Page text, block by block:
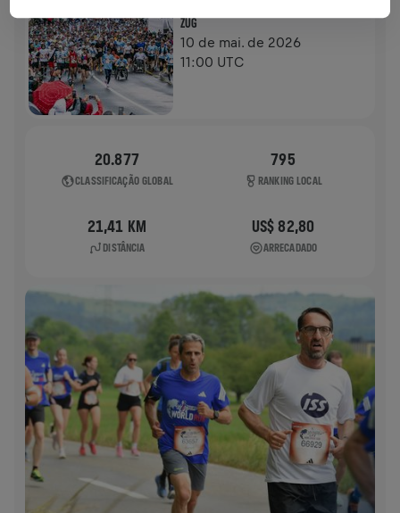
ZUG
10 de mai. de 2026
11:00 UTC
20.877
CLASSIFICAÇÃO GLOBAL
795
RANKING LOCAL
21,41 KM
DISTÂNCIA
US$ 82,80
ARRECADADO